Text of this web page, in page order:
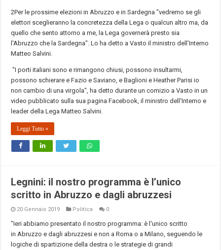
2Per le prossime elezioni in Abruzzo e in Sardegna "vedremo se gli
elettori sceglieranno la concretezza della Lega o qualcun altro ma, da
quello che sento attorno a me, la Lega governerà presto sia
l'Abruzzo che la Sardegna". Lo ha detto a Vasto il ministro dell'Interno
Matteo Salvini.
"I porti italiani sono e rimangono chiusi, possono insultarmi,
possono schierare e Fazio e Saviano, e Baglioni e Heather Parisi io
non cambio di una virgola", ha detto durante un comizio a Vasto in un
video pubblicato sulla sua pagina Facebook, il ministro dell'Interno e
leader della Lega Matteo Salvini.
Leggi Tutto »
Legnini: il nostro programma è l’unico
scritto in Abruzzo e dagli abruzzesi
20 Gennaio 2019 Politica 0
"Ieri abbiamo presentato il nostro programma: è l'unico scritto
in Abruzzo e dagli abruzzesi e non a Roma o a Milano, seguendo le
logiche di spartizione della destra o le strategie di grandi